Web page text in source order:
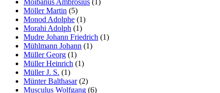
Moibanus Ambrosius (1)
Möller Martin (5)
Monod Adolphe (1)
Morahi Adolph (1)
Mudre Johann Friedrich (1)
Mühlmann Johann (1)
Müller Georg (1)
Müller Heinrich (1)
Müller J. S. (1)
Münter Balthasar(2)
Musculus Wolfgang (6)